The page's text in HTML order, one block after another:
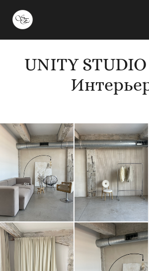
UNITY